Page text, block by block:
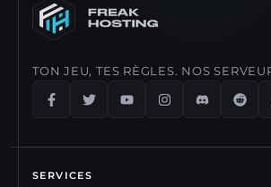
TON JEU, TES RÈGLES. NOS
SERVICES